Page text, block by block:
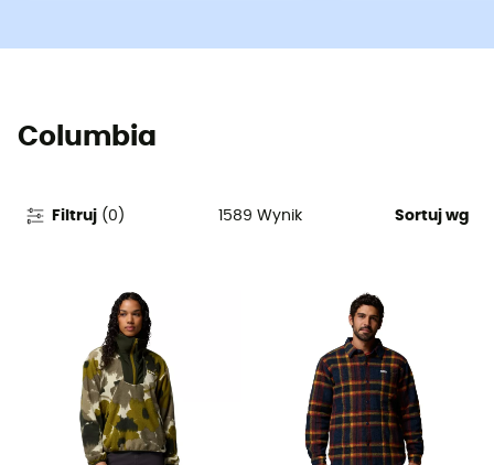
Columbia
Filtruj (0 ) 1589 Wynik Sortuj wg